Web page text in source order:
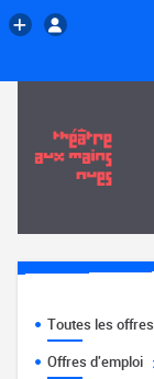
Toutes les offres
Offres d'emploi